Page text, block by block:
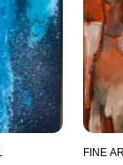
FINE